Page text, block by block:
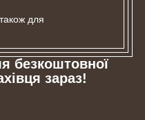
для
безкоштовної
зараз!